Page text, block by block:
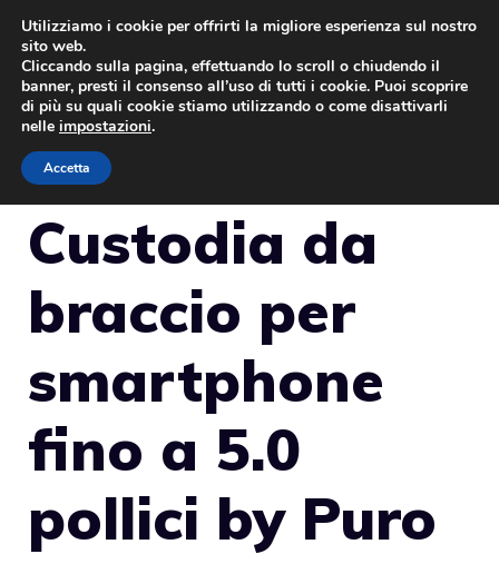
Vai
contenuto
Custodia da
braccio per
smartphone
fino a 5.0
pollici by Puro
Utilizziamo i cookie per offrirti la migliore esperienza sul nostro
sito web.
Cliccando sulla pagina, effettuando lo scroll o chiudendo il
banner, presti il consenso all’uso di tutti i cookie. Puoi scoprire
di più su quali cookie stiamo utilizzando o come disattivarli
nelle impostazioni.
Accetta